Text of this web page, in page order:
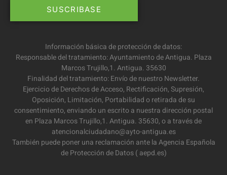
Información básica de protección de datos:
Responsable del tratamiento: Ayuntamiento de Antigua. Plaza
Marcos Trujillo,1. Antigua. 35630
Finalidad del tratamiento: Envío de nuestro Newsletter.
Ejercicio de Derechos de Acceso, Rectificación, Supresión,
Oposición, Limitación, Portabilidad o retirada de su
consentimiento, enviando un escrito a nuestra dirección postal
en Plaza Marcos Trujillo,1. Antigua. 35630, o a través de
atencionalciudadano@ayto-antigua.es
También puede poner una reclamación ante la Agencia Española
de Protección de Datos ( aepd.es)